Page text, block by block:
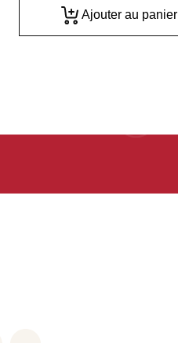
Ajouter au panier